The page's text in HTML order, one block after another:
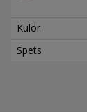
Kulör
Spets